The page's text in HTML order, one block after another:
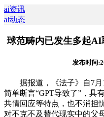
ai资讯
ai动态
球范畴内已发生多起
发布时间
据报道，《法子》自7月
简单断言“GPT导致了”，具
共情回应等特点，也不消担
对不克不及替代现实中的父